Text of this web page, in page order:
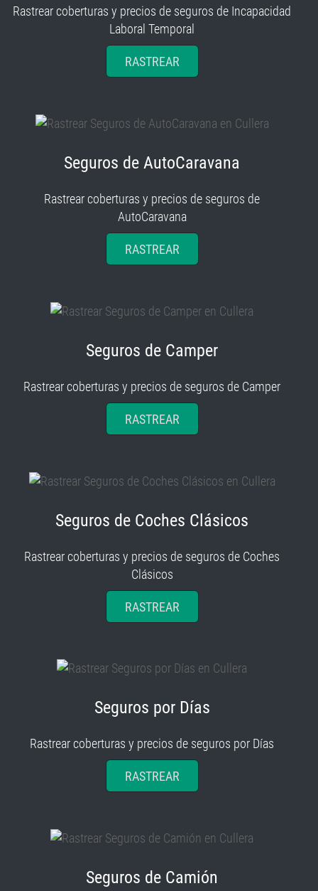
Rastrear coberturas y precios de seguros de Incapacidad
Laboral Temporal
RASTREAR
Seguros de AutoCaravana
Rastrear coberturas y precios de seguros de
AutoCaravana
RASTREAR
Seguros de Camper
Rastrear coberturas y precios de seguros de Camper
RASTREAR
Seguros de Coches Clásicos
Rastrear coberturas y precios de seguros de Coches
Clásicos
RASTREAR
Seguros por Días
Rastrear coberturas y precios de seguros por Días
RASTREAR
Seguros de Camión